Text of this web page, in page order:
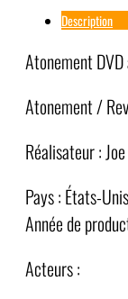
Description
Atonement DVD
Atonement /
Réalisateur :
Pays : États-
Année de
Acteurs :